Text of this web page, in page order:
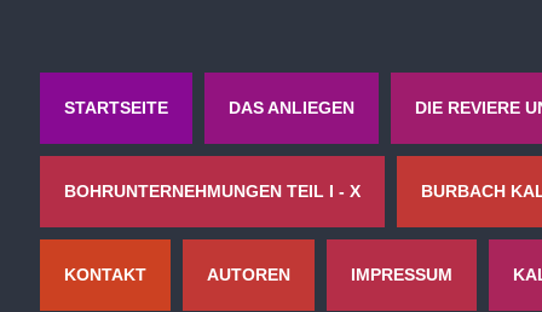
STARTSEITE DAS ANLIEGEN DIE REVIERE
BOHRUNTERNEHMUNGEN TEIL I - X BURBACH
KONTAKT AUTOREN IMPRESSUM